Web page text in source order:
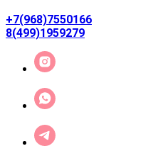
+7(968)7550166
8(499)1959279